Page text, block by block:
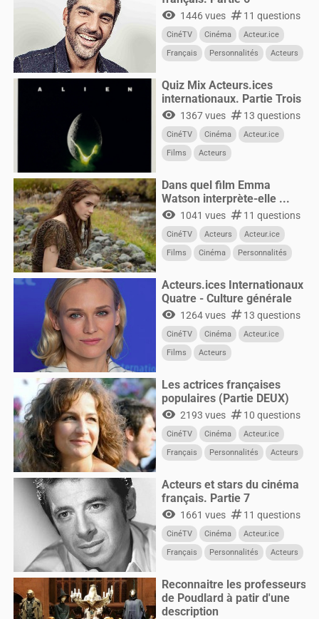
visibility 1446 vues numbers11 questions
CinéTV Cinéma
Acteur.ice
Français
Personnalités Acteurs
Quiz Mix Acteurs.ices
internationaux. Partie Trois
visibility 1367 vues numbers13 questions
CinéTV Cinéma
Acteur.ice
Films
Acteurs
Dans quel film Emma
Watson interprète-elle ...
visibility 1041 vues numbers11 questions
CinéTV Acteurs
Acteur.ice
Films
Cinéma Personnalités
Acteurs.ices Internationaux
Quatre - Culture générale
visibility 1264 vues numbers13 questions
CinéTV Cinéma
Acteur.ice
Films
Acteurs
Les actrices françaises
populaires (Partie DEUX)
visibility 2193 vues numbers10 questions
CinéTV Cinéma
Acteur.ice
Français
Personnalités
Acteurs
Acteurs et stars du cinéma
français. Partie 7
visibility 1661 vues numbers11 questions
CinéTV Cinéma
Acteur.ice
Français
Personnalités Acteurs
Reconnaitre les professeurs
de Poudlard à patir d'une
description